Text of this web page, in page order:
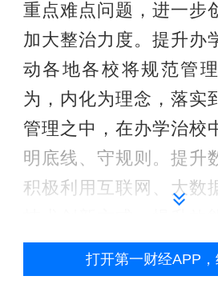
重点难点问题，进一步
加大整治力度。提升办
动各地各校将规范管
为，内化为理念，落实
管理之中，在办学治校
明底线、守规则。提升
积极利用互联网、大数
础教育规范化、精准化
平。
打开第一财经APP